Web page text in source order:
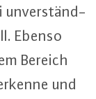
un­ver­ständ­
Ebenso
Bereich
und